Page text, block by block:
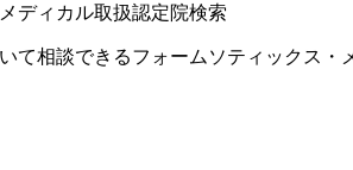
ディカル取扱認定院検索
て相談できるフォームソティックス・